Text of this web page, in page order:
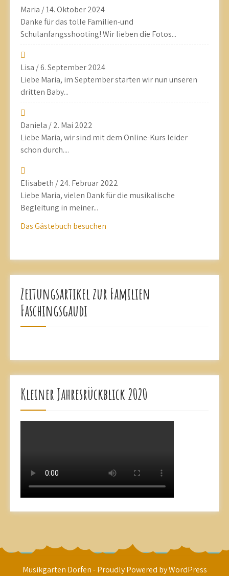
Maria /14. Oktober 2024
Danke für das tolle Familien-und
Schulanfangsshooting! Wir lieben die Fotos...
Lisa /6. September 2024
Liebe Maria, im September starten wir nun unseren
dritten Baby...
Daniela /2. Mai 2022
Liebe Maria, wir sind mit dem Online-Kurs leider
schon durch....
Elisabeth /24. Februar 2022
Liebe Maria, vielen Dank für die musikalische
Begleitung in meiner...
Das Gästebuch besuchen
Zeitungsartikel zur Familien
Faschingsgaudi
Kleiner Jahresrückblick 2020
Musikgarten Dorfen - Proudly Powered by WordPress